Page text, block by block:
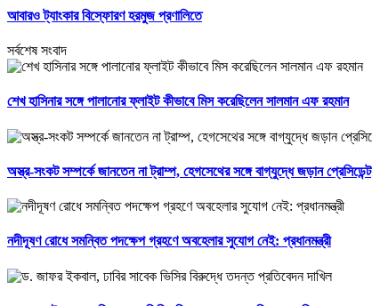
আবারও ট্যাংকার বিস্ফোরণ হরমুজ প্রণালিতে
সর্বশেষ সংবাদ
শেখ হাসিনার সঙ্গে পালানোর ফ্লাইট কীভাবে মিস করেছিলেন সালমান এফ রহমান
অস্ত্র-সংকট সম্পর্কে জানতেন না ট্রাম্প, হেগসেথের সঙ্গে বাগ্‌যুদ্ধে জড়ান প্রেসিডেন্ট
নদীদূষণ রোধে সমন্বিত পদক্ষেপ গ্রহণে অবহেলার সুযোগ নেই: প্রধানমন্ত্রী